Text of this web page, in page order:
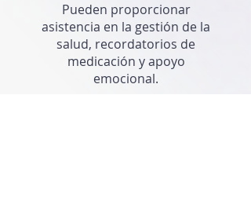
Pueden proporcionar
asistencia en la gestión de la
salud, recordatorios de
medicación y apoyo
emocional.